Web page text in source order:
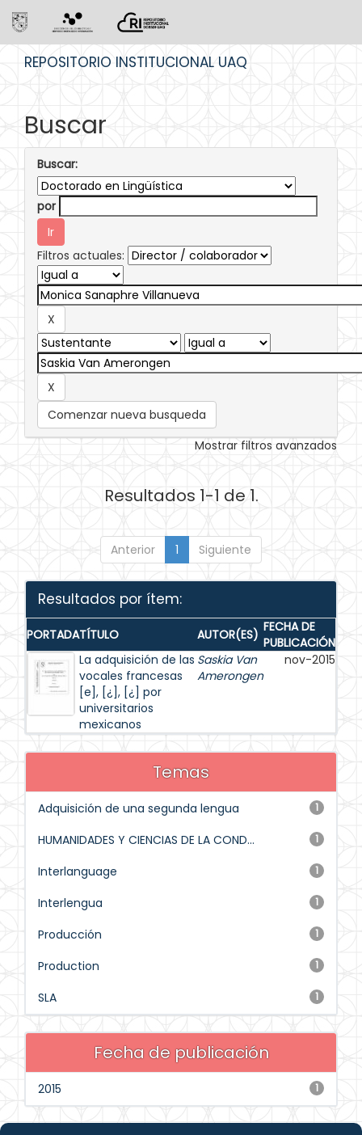
REPOSITORIO INSTITUCIONAL UAQ
Buscar
Buscar:
por
Filtros actuales:
Comenzar nueva busqueda
Mostrar filtros avanzados
Resultados 1-1 de 1.
Anterior 1 Siguiente
Resultados por ítem:
PORTADATÍTULO AUTOR(ES) FECHA DE
PUBLICACIÓN
La adquisición de las
vocales francesas
[e], [¿], [¿] por
universitarios
mexicanos
Saskia Van
Amerongen
nov-2015
Temas
1
Adquisición de una segunda lengua
1
HUMANIDADES Y CIENCIAS DE LA COND...
1
Interlanguage
1
Interlengua
1
Producción
1
Production
1
SLA
Fecha de publicación
1
2015